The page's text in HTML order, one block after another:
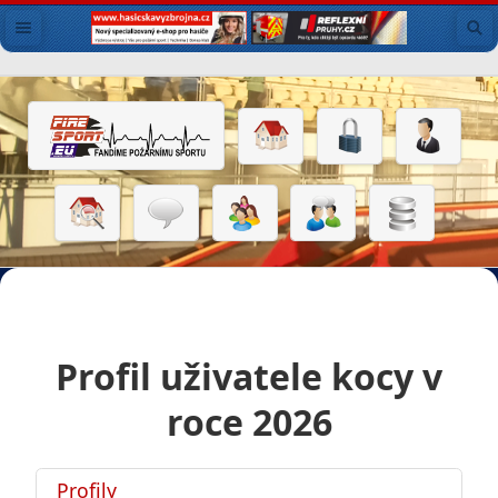
Profil uživatele kocy v
roce 2026
Profily